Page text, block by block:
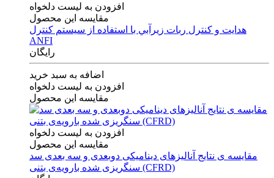
افزودن به لیست دلخواه
مقایسه این محصول
هدايت و كنترل ربات زيرآبي با استفاده از سيستم كنترل
ANFI
رایگان
اضافه به سبد خرید
افزودن به لیست دلخواه
مقایسه این محصول
افزودن به لیست دلخواه
مقایسه این محصول
مقایسه ی‌ نتایج آنالیزهای‌ دینامیکی‌ دوبعدی‌ و‌ سه بعدی‌ سد
سنگریزی‌ شده با‌رویه‌ی‌ بتنی‌ (CFRD)